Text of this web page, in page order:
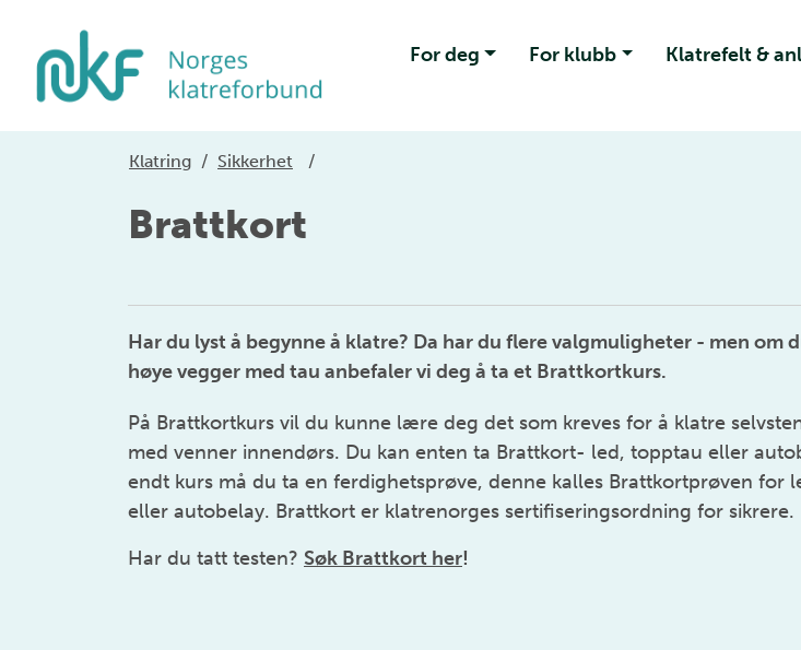
For deg For klubb Klatrefelt &
Klatring / Sikkerhet /
Brattkort
Har du lyst å begynne å klatre? Da har du flere valgmuligheter - men om
høye vegger med tau anbefaler vi deg å ta et Brattkortkurs.
På Brattkortkurs vil du kunne lære deg det som kreves for å klatre
med venner innendørs. Du kan enten ta Brattkort- led, topptau eller
endt kurs må du ta en ferdighetsprøve, denne kalles Brattkortprøven for
eller autobelay. Brattkort er klatrenorges sertifiseringsordning for sikrere.
Har du tatt testen? Søk Brattkort her!